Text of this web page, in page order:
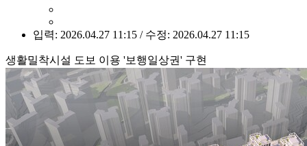
입력: 2026.04.27 11:15 / 수정: 2026.04.27 11:15
생활밀착시설 도보 이용 '보행일상권' 구현